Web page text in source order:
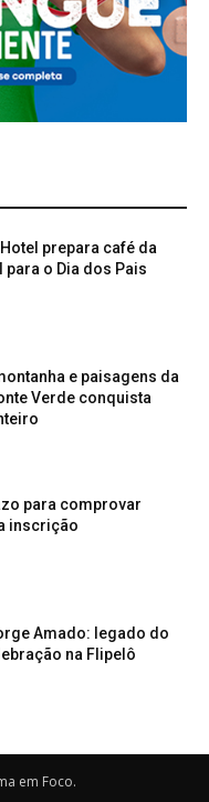
prepara café da
para o Dia dos Pais
e paisagens da
Verde conquista
para comprovar
inscrição
Amado: legado do
na Flipelô
em Foco.